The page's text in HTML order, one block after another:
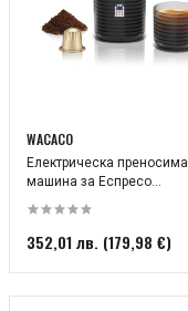
WACACO
Електрическа преносима
машина за Еспресо...
352,01 лв. (179,98 €)